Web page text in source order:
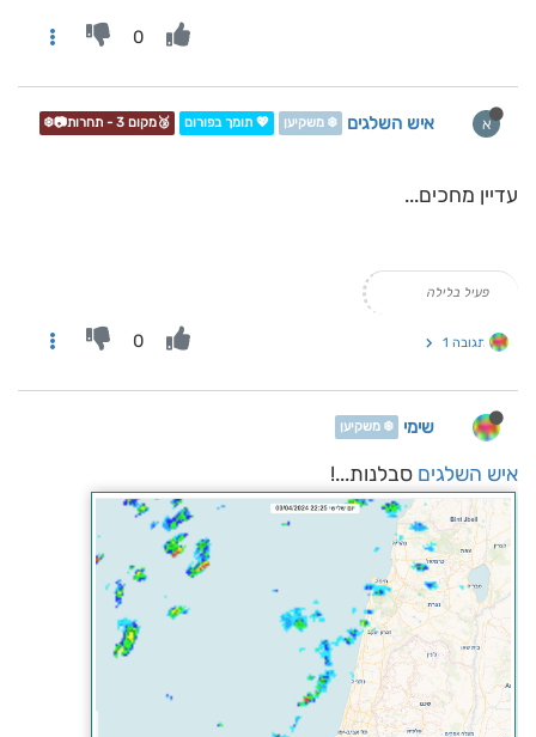
0
א איש השלגים ❄️ משקיען 💖 תומך בפורום 🥉מקום 3 - תחרות📷❄️
עדיין מחכים...
פעיל בלילה
תגובה 1 0
שימי ❄️ משקיען
איש השלגים סבלנות...!